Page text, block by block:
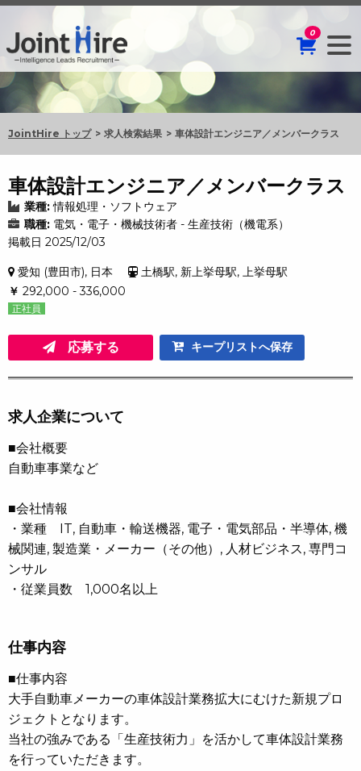
0
JointHire トップ 求人検索結果 車体設計エンジニア／メンバークラス
車体設計エンジニア／メンバークラス
業種: 情報処理・ソフトウェア
職種: 電気・電子・機械技術者 - 生産技術（機電系）
掲載日 2025/12/03
愛知 (豊田市), 日本
土橋駅, 新上挙母駅, 上挙母駅
￥ 292,000 - 336,000
正社員
応募する キープリストへ保存
求人企業について
■会社概要
自動車事業など
■会社情報
・業種 IT, 自動車・輸送機器, 電子・電気部品・半導体, 機
械関連, 製造業・メーカー（その他）, 人材ビジネス, 専門コ
ンサル
・従業員数 1,000名以上
仕事内容
■仕事内容
大手自動車メーカーの車体設計業務拡大にむけた新規プロ
ジェクトとなります。
当社の強みである「生産技術力」を活かして車体設計業務
を行っていただきます。